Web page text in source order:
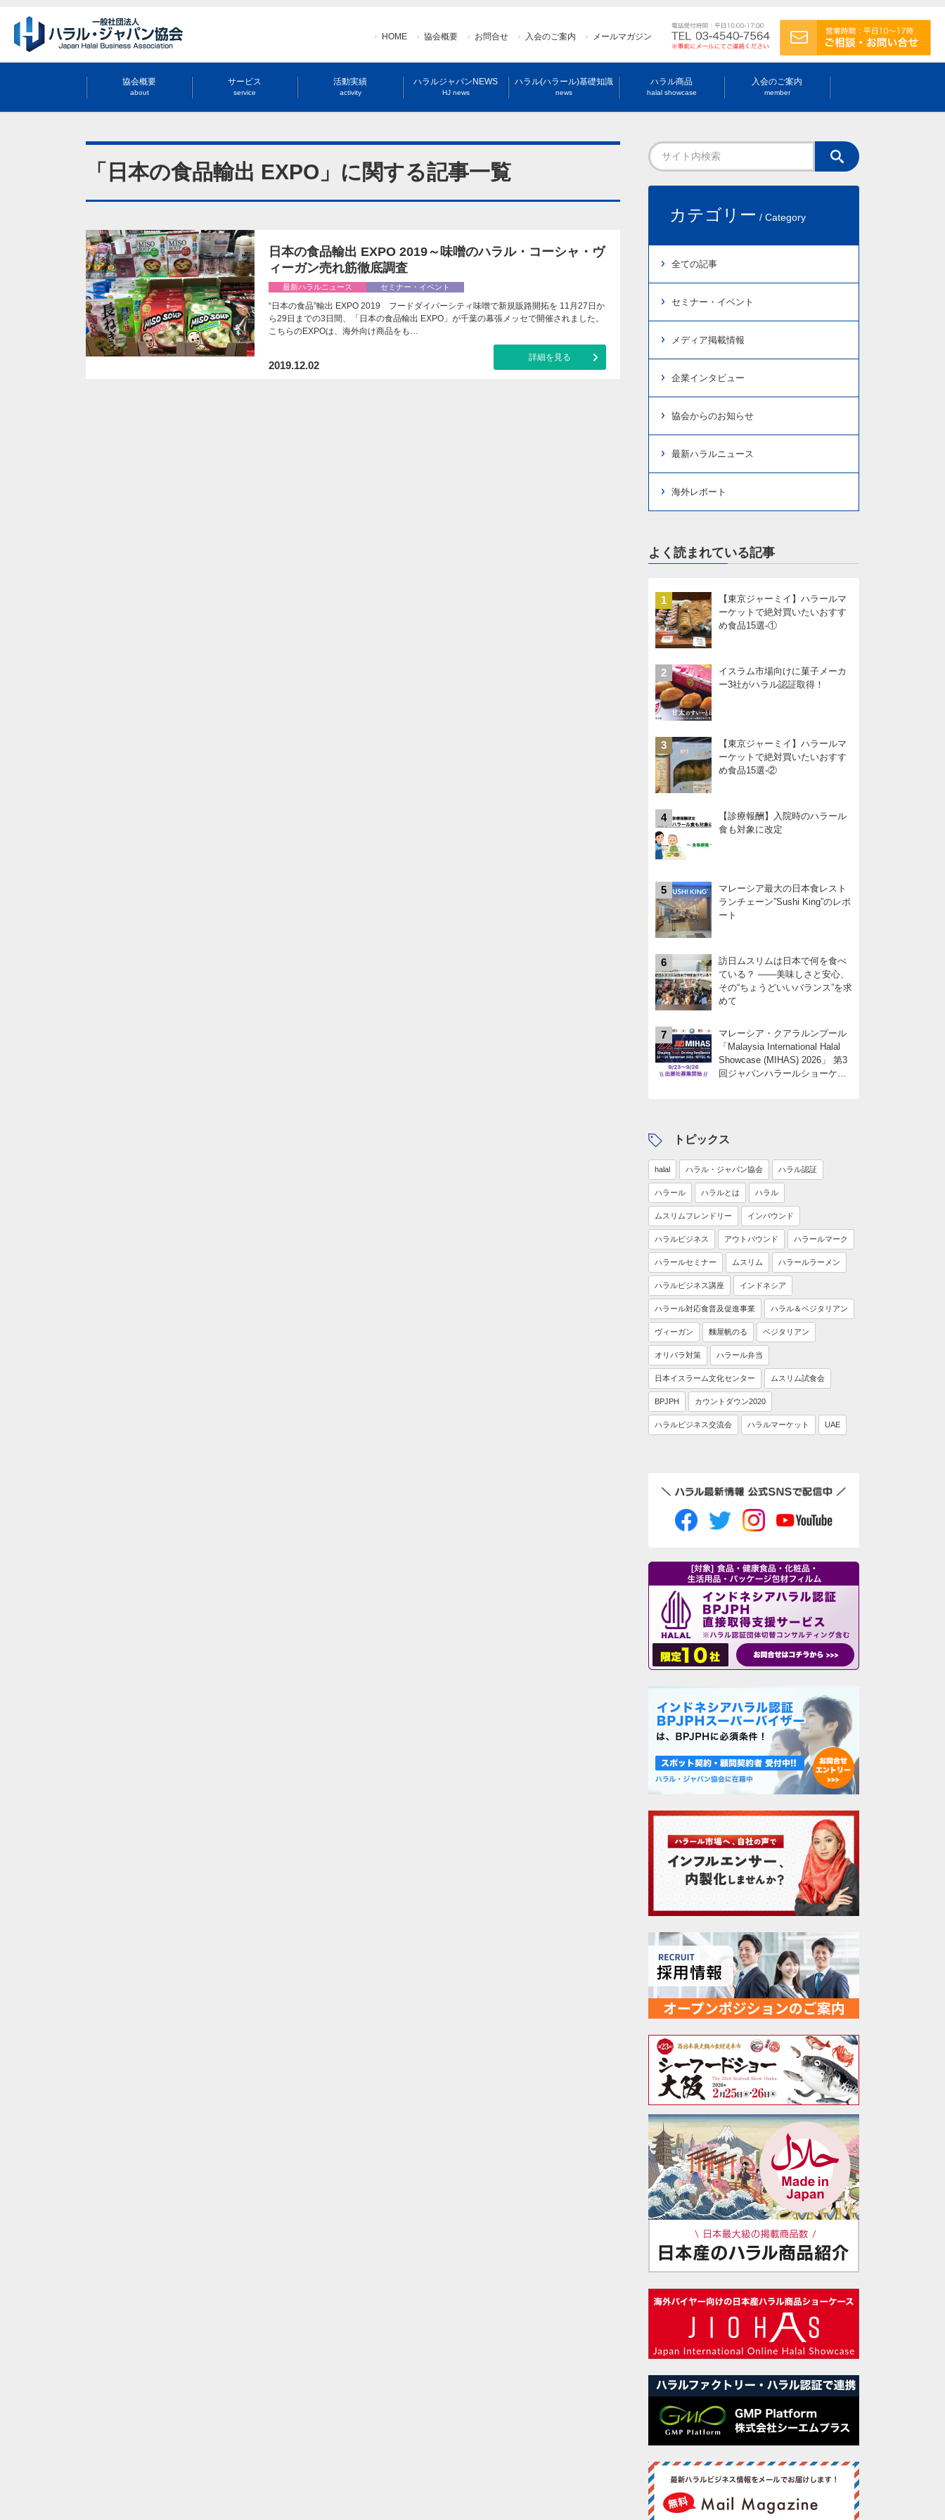
HOME 協会概要 お問合せ 入会のご案内 メールマガジン
協会概要
about
サービス
service
活動実績
activity
ハラルジャパンNEWS
HJ news
ハラル(ハラール)基礎知識
news
ハラル商品
halal showcase
入会のご案内
member
「日本の食品輸出 EXPO」に関する記事一覧
日本の食品輸出 EXPO 2019～味噌のハラル・コーシャ・ヴ
ィーガン売れ筋徹底調査
最新ハラルニュース セミナー・イベント
“日本の食品”輸出 EXPO 2019 フードダイバーシティ味噌で新規販路開拓を 11月27日か
ら29日までの3日間、「日本の食品輸出 EXPO」が千葉の幕張メッセで開催されました。
こちらのEXPOは、海外向け商品をも…
2019.12.02
詳細を見る
カテゴリー / Category
全ての記事
セミナー・イベント
メディア掲載情報
企業インタビュー
協会からのお知らせ
最新ハラルニュース
海外レポート
よく読まれている記事
1
【東京ジャーミイ】ハラールマ
ーケットで絶対買いたいおすす
め食品15選-①
2
イスラム市場向けに菓子メーカ
ー3社がハラル認証取得！
3
【東京ジャーミイ】ハラールマ
ーケットで絶対買いたいおすす
め食品15選-②
4
【診療報酬】入院時のハラール
食も対象に改定
5
マレーシア最大の日本食レスト
ランチェーン”Sushi King”のレポ
ート
6
訪日ムスリムは日本で何を食べ
ている？ ――美味しさと安心、
その“ちょうどいいバランス”を求
めて
7
マレーシア・クアラルンプール
「Malaysia International Halal
Showcase (MIHAS) 2026」 第3
回ジャパンハラールショーケー
トピックス
halal ハラル・ジャパン協会 ハラル認証
ハラール ハラルとは ハラル
ムスリムフレンドリー インバウンド
ハラルビジネス アウトバウンド ハラールマーク
ハラールセミナー ムスリム ハラールラーメン
ハラルビジネス講座 インドネシア
ハラール対応食普及促進事業 ハラル＆ベジタリアン
ヴィーガン 麵屋帆のる ベジタリアン
オリパラ対策 ハラール弁当
日本イスラーム文化センター ムスリム試食会
BPJPH カウントダウン2020
ハラルビジネス交流会 ハラルマーケット UAE